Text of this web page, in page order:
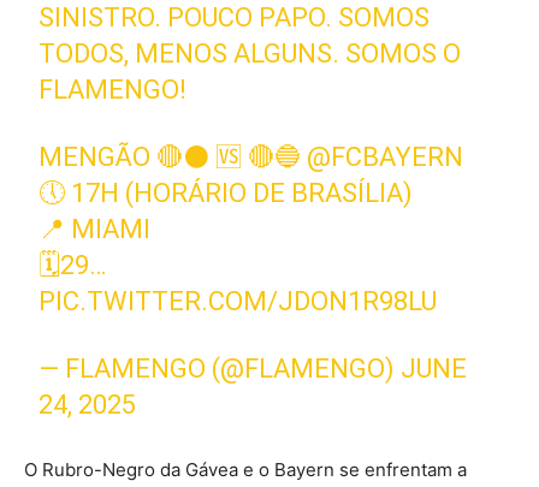
SINISTRO. POUCO PAPO. SOMOS
TODOS, MENOS ALGUNS. SOMOS O
FLAMENGO!
MENGÃO 🔴⚫️ 🆚 🔴🔵 @FCBAYERN
🕔 17H (HORÁRIO DE BRASÍLIA)
📍 MIAMI
🗓️29…
PIC.TWITTER.COM/JDON1R98LU
— FLAMENGO (@FLAMENGO) JUNE
24, 2025
O Rubro-Negro da Gávea e o Bayern se enfrentam a